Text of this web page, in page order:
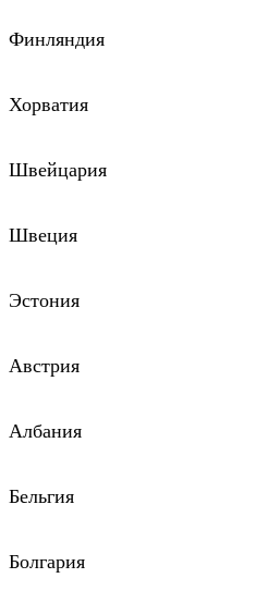
Финляндия
Хорватия
Швейцария
Швеция
Эстония
Австрия
Албания
Бельгия
Болгария